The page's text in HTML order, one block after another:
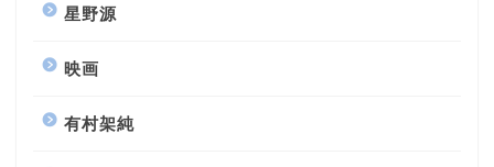
星野源
映画
有村架純